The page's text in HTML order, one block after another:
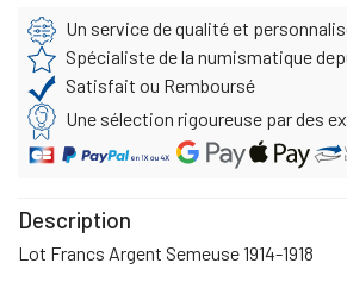
Un service de qualité et
Spécialiste de la numismatique
Satisfait ou Remboursé
Une sélection rigoureuse par des
Description
Lot Francs Argent Semeuse 1914-1918